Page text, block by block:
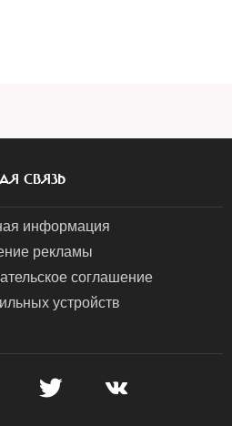
СВЯЗЬ
информация
рекламы
соглашение
устройств